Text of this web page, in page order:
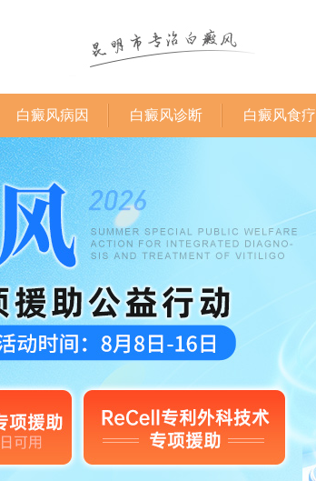
白癜风病因 白癜风诊断 白癜风食疗